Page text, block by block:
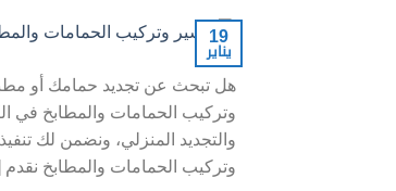
19
يناير
هل تبحث عن تجديد حمامك أو
وتركيب الحمامات والمطابخ في
وتركيب الحمامات والمطابخ